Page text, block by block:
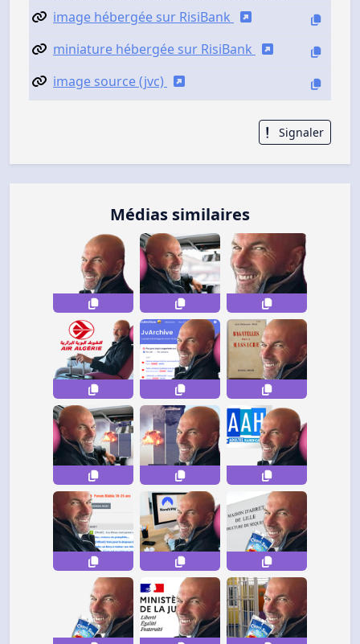
image hébergée sur RisiBank
miniature hébergée sur RisiBank
image source (jvc)
Signaler
Médias similaires